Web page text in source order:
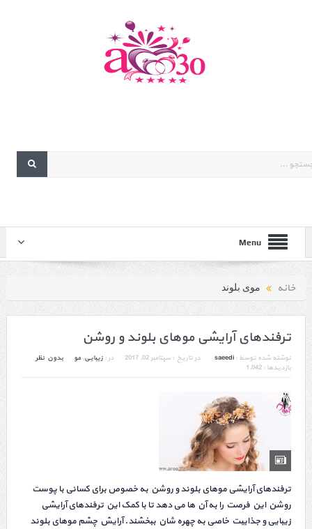
Menu
خانه موی بلوند
ترفندهای آرایشی موهای بلوند و روشن
نوشته شده توسط : saeedi در تاریخ : سپتامبر 02, 2017 در : زیبایی,مو
بدون نظر
بازدیدها : 1,042
ترفندهای آرایشی موهای بلوند و روشن به خصوص برای کسانی با پوست
روشن این فرصت را به آن ها می دهد تا با کمک این ترفندهای آرایشی
زیبایی و جذابیت خاصی به چهره شان ببخشند. آرایش چشم موهای بلوند